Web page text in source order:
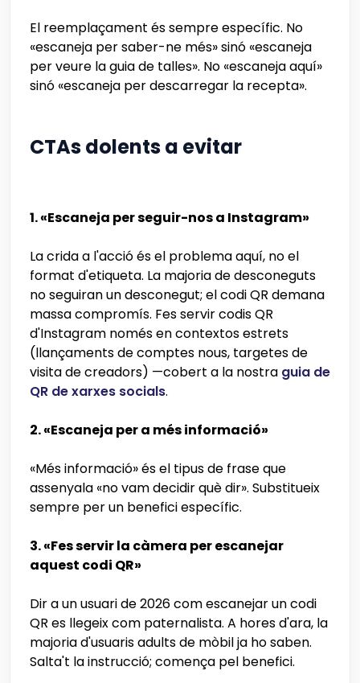
El reemplaçament és sempre específic. No
«escaneja per saber-ne més» sinó «escaneja
per veure la guia de talles». No «escaneja aquí»
sinó «escaneja per descarregar la recepta».
CTAs dolents a evitar
1. «Escaneja per seguir-nos a Instagram»
La crida a l'acció és el problema aquí, no el
format d'etiqueta. La majoria de desconeguts
no seguiran un desconegut; el codi QR demana
massa compromís. Fes servir codis QR
d'Instagram només en contextos estrets
(llançaments de comptes nous, targetes de
visita de creadors) —cobert a la nostra guia de
QR de xarxes socials.
2. «Escaneja per a més informació»
«Més informació» és el tipus de frase que
assenyala «no vam decidir què dir». Substitueix
sempre per un benefici específic.
3. «Fes servir la càmera per escanejar
aquest codi QR»
Dir a un usuari de 2026 com escanejar un codi
QR es llegeix com paternalista. A hores d'ara, la
majoria d'usuaris adults de mòbil ja ho saben.
Salta't la instrucció; comença pel benefici.